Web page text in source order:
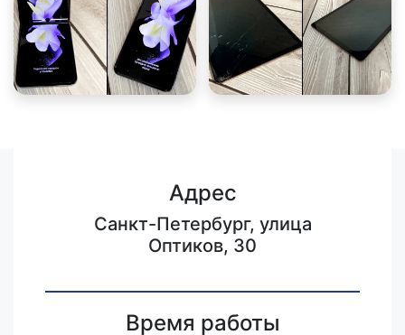
Адрес
Санкт-Петербург, улица
Оптиков, 30
Время работы